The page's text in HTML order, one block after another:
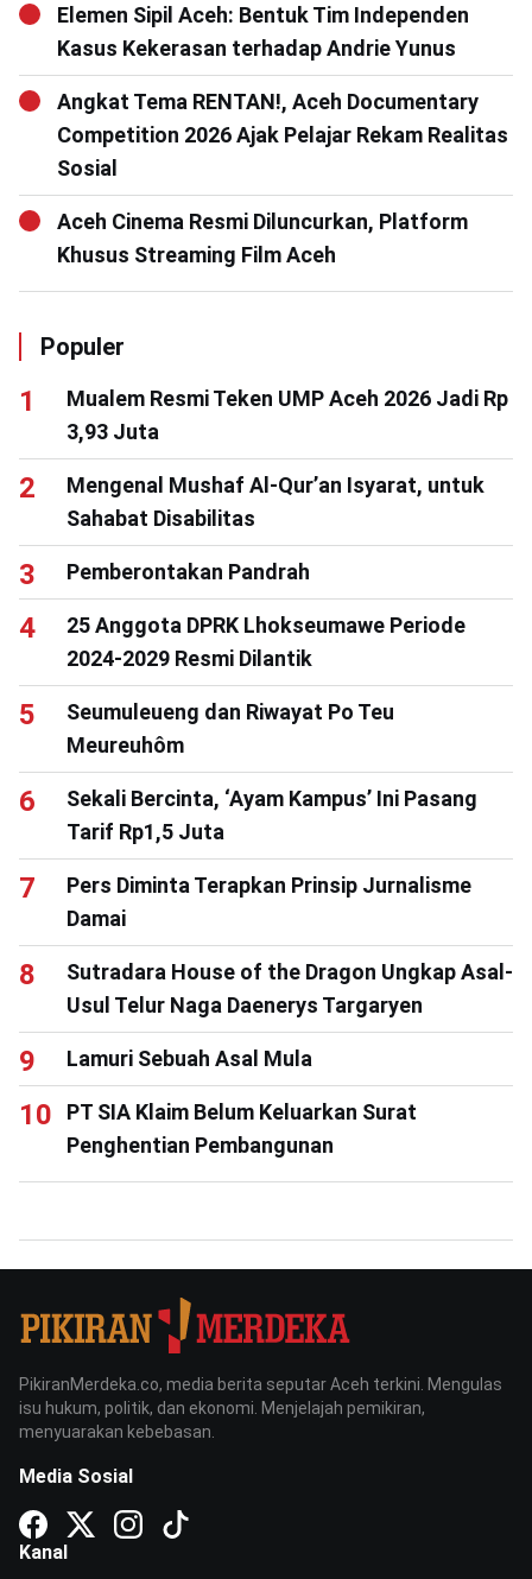
Elemen Sipil Aceh: Bentuk Tim Independen
Kasus Kekerasan terhadap Andrie Yunus
Angkat Tema RENTAN!, Aceh Documentary
Competition 2026 Ajak Pelajar Rekam Realitas
Sosial
Aceh Cinema Resmi Diluncurkan, Platform
Khusus Streaming Film Aceh
Populer
Mualem Resmi Teken UMP Aceh 2026 Jadi Rp
3,93 Juta
Mengenal Mushaf Al-Qur’an Isyarat, untuk
Sahabat Disabilitas
Pemberontakan Pandrah
25 Anggota DPRK Lhokseumawe Periode
2024-2029 Resmi Dilantik
Seumuleueng dan Riwayat Po Teu
Meureuhôm
Sekali Bercinta, ‘Ayam Kampus’ Ini Pasang
Tarif Rp1,5 Juta
Pers Diminta Terapkan Prinsip Jurnalisme
Damai
Sutradara House of the Dragon Ungkap Asal-
Usul Telur Naga Daenerys Targaryen
Lamuri Sebuah Asal Mula
PT SIA Klaim Belum Keluarkan Surat
Penghentian Pembangunan
PikiranMerdeka.co, media berita seputar Aceh terkini. Mengulas
isu hukum, politik, dan ekonomi. Menjelajah pemikiran,
menyuarakan kebebasan.
Media Sosial
Kanal